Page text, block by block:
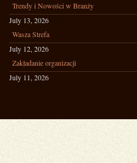
Trendy i Nowości w Branży
July 13, 2026
Wasza Strefa
July 12, 2026
Zakładanie organizacji
July 11, 2026